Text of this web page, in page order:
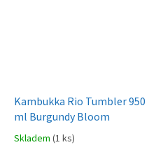
Kambukka Rio Tumbler 950
ml Burgundy Bloom
Skladem (1 ks)